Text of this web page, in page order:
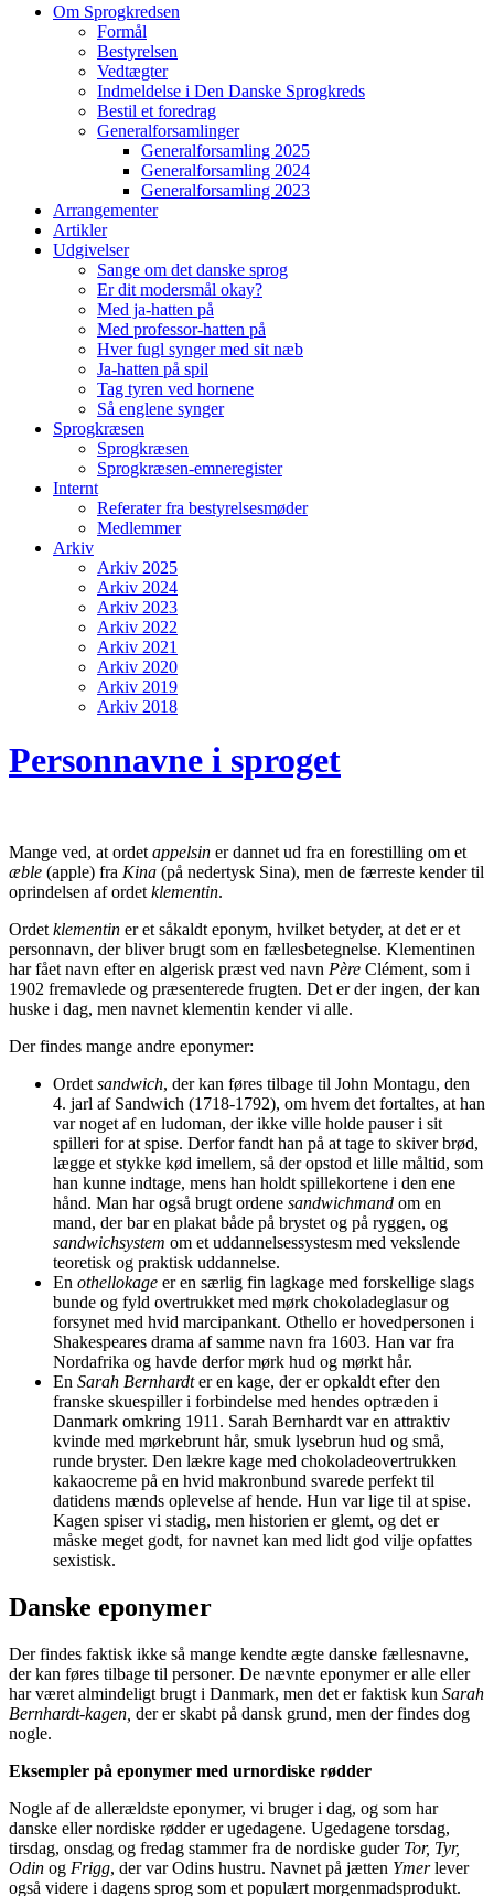
Om Sprogkredsen
Formål
Bestyrelsen
Vedtægter
Indmeldelse i Den Danske Sprogkreds
Bestil et foredrag
Generalforsamlinger
Generalforsamling 2025
Generalforsamling 2024
Generalforsamling 2023
Arrangementer
Artikler
Udgivelser
Sange om det danske sprog
Er dit modersmål okay?
Med ja-hatten på
Med professor-hatten på
Hver fugl synger med sit næb
Ja-hatten på spil
Tag tyren ved hornene
Så englene synger
Sprogkræsen
Sprogkræsen
Sprogkræsen-emneregister
Internt
Referater fra bestyrelsesmøder
Medlemmer
Arkiv
Arkiv 2025
Arkiv 2024
Arkiv 2023
Arkiv 2022
Arkiv 2021
Arkiv 2020
Arkiv 2019
Arkiv 2018
Personnavne i sproget
Mange ved, at ordet appelsin er dannet ud fra en forestilling om et
æble (apple) fra Kina (på nedertysk Sina), men de færreste kender til
oprindelsen af ordet klementin.
Ordet klementin er et såkaldt eponym, hvilket betyder, at det er et
personnavn, der bliver brugt som en fællesbetegnelse. Klementinen
har fået navn efter en algerisk præst ved navn Père Clément, som i
1902 fremavlede og præsenterede frugten. Det er der ingen, der kan
huske i dag, men navnet klementin kender vi alle.
Der findes mange andre eponymer:
Ordet sandwich, der kan føres tilbage til John Montagu, den
4. jarl af Sandwich (1718-1792), om hvem det fortaltes, at han
var noget af en ludoman, der ikke ville holde pauser i sit
spilleri for at spise. Derfor fandt han på at tage to skiver brød,
lægge et stykke kød imellem, så der opstod et lille måltid, som
han kunne indtage, mens han holdt spillekortene i den ene
hånd. Man har også brugt ordene sandwichmand om en
mand, der bar en plakat både på brystet og på ryggen, og
sandwichsystem om et uddannelsessystesm med vekslende
teoretisk og praktisk uddannelse.
En othellokage er en særlig fin lagkage med forskellige slags
bunde og fyld overtrukket med mørk chokoladeglasur og
forsynet med hvid marcipankant. Othello er hovedpersonen i
Shakespeares drama af samme navn fra 1603. Han var fra
Nordafrika og havde derfor mørk hud og mørkt hår.
En Sarah Bernhardter en kage, der er opkaldt efter den
franske skuespiller i forbindelse med hendes optræden i
Danmark omkring 1911. Sarah Bernhardt var en attraktiv
kvinde med mørkebrunt hår, smuk lysebrun hud og små,
runde bryster. Den lækre kage med chokoladeovertrukken
kakaocreme på en hvid makronbund svarede perfekt til
datidens mænds oplevelse af hende. Hun var lige til at spise.
Kagen spiser vi stadig, men historien er glemt, og det er
måske meget godt, for navnet kan med lidt god vilje opfattes
sexistisk.
Danske eponymer
Der findes faktisk ikke så mange kendte ægte danske fællesnavne,
der kan føres tilbage til personer. De nævnte eponymer er alle eller
har været almindeligt brugt i Danmark, men det er faktisk kun Sarah
Bernhardt-kagen, der er skabt på dansk grund, men der findes dog
nogle.
Eksempler på eponymer med urnordiske rødder
Nogle af de allerældste eponymer, vi bruger i dag, og som har
danske eller nordiske rødder er ugedagene. Ugedagene torsdag,
tirsdag, onsdag og fredag stammer fra de nordiske guder Tor, Tyr,
Odin og Frigg, der var Odins hustru. Navnet på jætten Ymerlever
også videre i dagens sprog som et populært morgenmadsprodukt.